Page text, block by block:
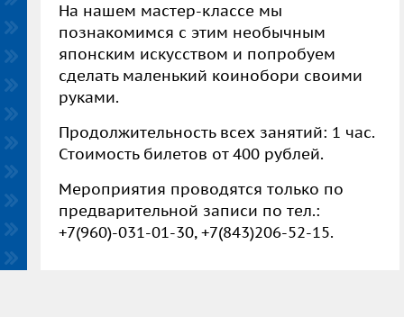
На нашем мастер-классе мы
познакомимся с этим необычным
японским искусством и попробуем
сделать маленький коинобори своими
руками.
Продолжительность всех занятий: 1 час.
Стоимость билетов от 400 рублей.
Мероприятия проводятся только по
предварительной записи по тел.:
+7(960)-031-01-30, +7(843)206-52-15.